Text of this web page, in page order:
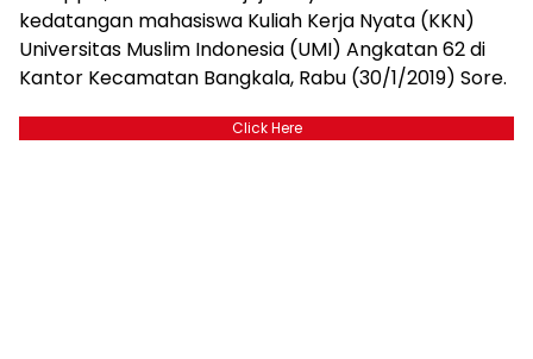
kedatangan mahasiswa Kuliah Kerja Nyata (KKN)
Universitas Muslim Indonesia (UMI) Angkatan 62 di
Kantor Kecamatan Bangkala, Rabu (30/1/2019) Sore.
Click Here